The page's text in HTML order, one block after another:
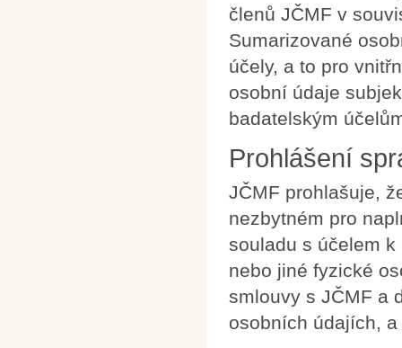
členů JČMF v
Sumarizované
účely, a to pro
osobní údaje
badatelským
Prohlášení
JČMF prohlašuje,
nezbytném pro
souladu s účelem
nebo jiné fyzické
smlouvy s JČMF a
osobních údajích,